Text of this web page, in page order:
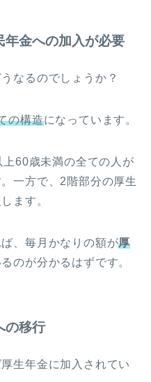
年金への加入が必要
なるのでしょうか？
の構造になっています。
60歳未満の全ての人が
一方で、2階部分の厚生
ます。
、毎月かなりの額が厚
のが分かるはずです。
の移行
生年金に加入されてい